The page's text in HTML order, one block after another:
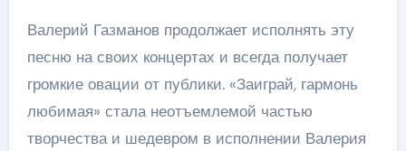
Валерий Газманов продолжает исполнять эту
песню на своих концертах и всегда получает
громкие овации от публики. «Заиграй, гармонь
любимая» стала неотъемлемой частью
творчества и шедевром в исполнении Валерия